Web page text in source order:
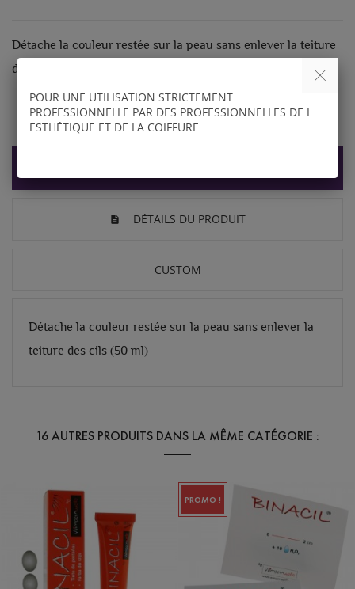
Détache la couleur restée sur la peau sans enlever la teiture
des cils (50 ml)
DÉTAILS DU PRODUIT
CUSTOM
Détache la couleur restée sur la peau sans enlever la
teiture des cils (50 ml)
16 AUTRES PRODUITS DANS LA MÊME CATÉGORIE :
PROMO !
POUR UNE UTILISATION STRICTEMENT
PROFESSIONNELLE PAR DES PROFESSIONNELLES DE L
ESTHÉTIQUE ET DE LA COIFFURE